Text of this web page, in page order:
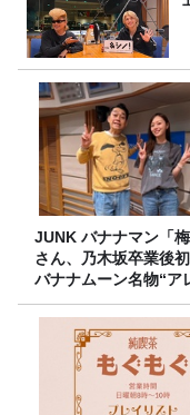
JUNK バナナマン「梅澤美波
さん、乃木坂卒業後
バナナムーン名物“ア
らう」